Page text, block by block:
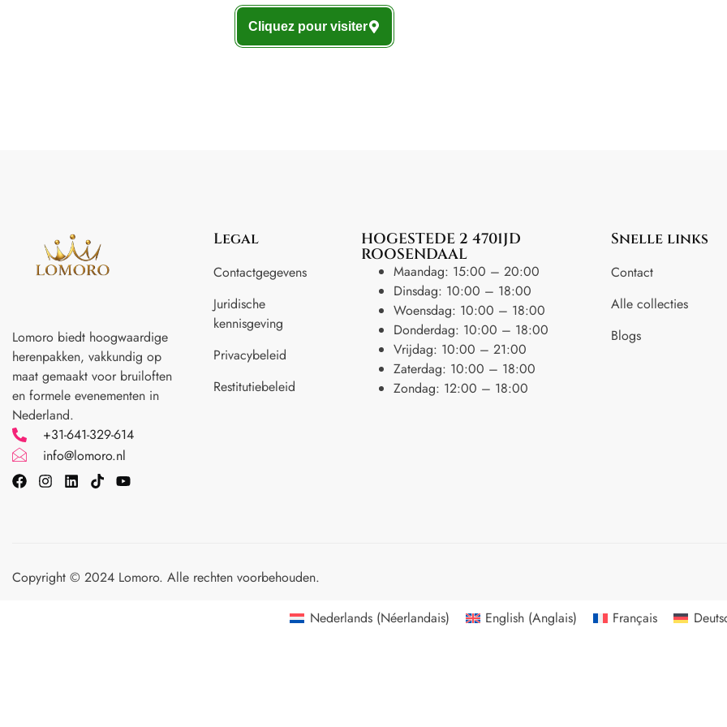
Cliquez pour visiter
Lomoro biedt hoogwaardige
herenpakken, vakkundig op
maat gemaakt voor bruiloften
en formele evenementen in
Nederland.
+31-641-329-614
info@lomoro.nl
Legal
Contactgegevens
Juridische
kennisgeving
Privacybeleid
Restitutiebeleid
HOGESTEDE 2 4701JD
ROOSENDAAL
Maandag: 15:00 – 20:00
Dinsdag: 10:00 – 18:00
Woensdag: 10:00 – 18:00
Donderdag: 10:00 – 18:00
Vrijdag: 10:00 – 21:00
Zaterdag: 10:00 – 18:00
Zondag: 12:00 – 18:00
Snelle links
Contact
Alle collecties
Blogs
Copyright © 2024 Lomoro. Alle rechten voorbehouden.
Nederlands(Néerlandais) English (Anglais) Français